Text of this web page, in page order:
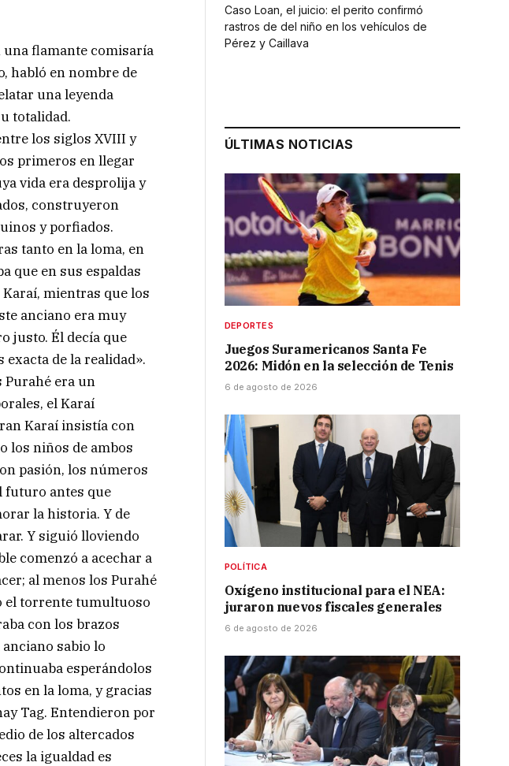
flamante comisaría
habló en nombre de
una leyenda
totalidad.
los siglos XVIII y
primeros en llegar
vida era desprolija y
construyeron
y porfiados.
tanto en la loma, en
que en sus espaldas
mientras que los
anciano era muy
justo. Él decía que
de la realidad».
Purahé era un
el Karaí
Karaí insistía con
los niños de ambos
pasión, los números
futuro antes que
la historia. Y de
Y siguió lloviendo
comenzó a acechar a
al menos los Purahé
el torrente tumultuoso
con los brazos
sabio lo
esperándolos
en la loma, y gracias
Tag. Entendieron por
de los altercados
la igualdad es
Caso Loan, el juicio: el perito confirmó
rastros de del niño en los vehículos de
Pérez y Caillava
ÚLTIMAS NOTICIAS
DEPORTES
Juegos Suramericanos Santa Fe
2026: Midón en la selección de Tenis
6 de agosto de 2026
POLÍTICA
Oxígeno institucional para el NEA:
juraron nuevos fiscales generales
6 de agosto de 2026